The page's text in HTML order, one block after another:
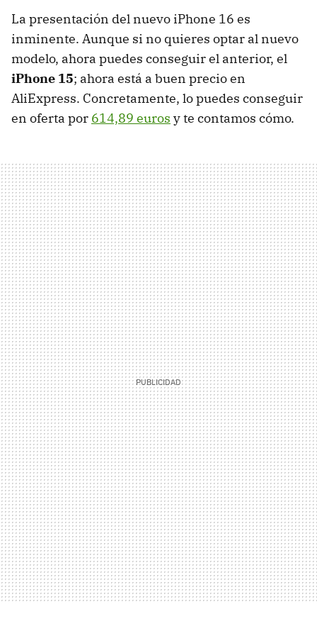
La presentación del nuevo iPhone 16 es
inminente. Aunque si no quieres optar al nuevo
modelo, ahora puedes conseguir el anterior, el
iPhone 15; ahora está a buen precio en
AliExpress. Concretamente, lo puedes conseguir
en oferta por 614,89 euros y te contamos cómo.